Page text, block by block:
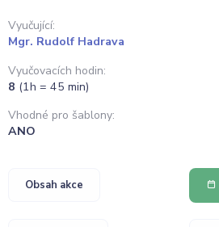
Vyučující:
Mgr. Rudolf Hadrava
Vyučovacích hodin:
8 (1h = 45 min)
Vhodné pro šablony:
ANO
Obsah akce